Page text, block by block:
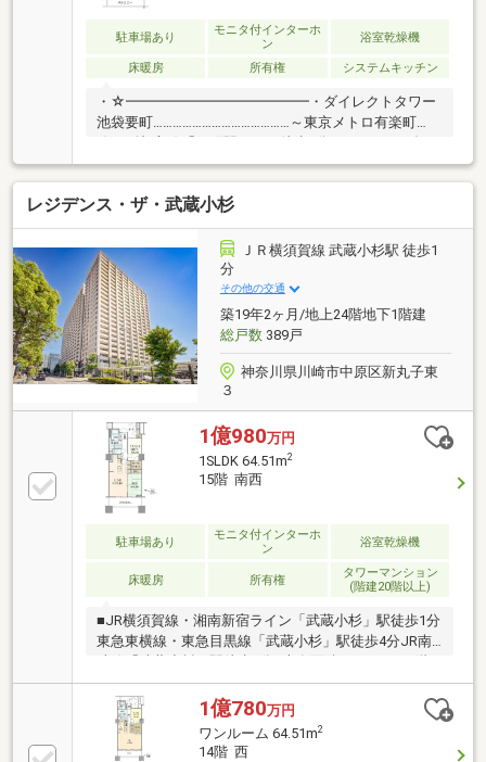
駐車場あり
モニタ付インターホ
ン
浴室乾燥機
床暖房 所有権 システムキッチン
・☆━━━━━━━━━━━━━・ダイレクトタワー
池袋要町……………………………………～東京メトロ有楽町
レクト’～＿POINT＿＿＿＿＿＿＿＿■2駅4路線利用可
能□24時間オンラインセキュリティシステ
ム ’S―GUARD（エスガード）’■リビングダイニング
に床暖房□生ゴミディスポーザー■最大約2，500mm～
約2，600mmの天井高 (リビング・ダイニング、洋
室)
レジデンス・ザ・武蔵小杉
ＪＲ横須賀線 武蔵小杉駅 徒歩1
分
その他の交通
築19年2ヶ月/地上24階地下1階建
総戸数389戸
神奈川県川崎市中原区新丸子東
３
1億980万円
1SLDK 64.51m2
15階 南西
駐車場あり
モニタ付インターホ
ン
浴室乾燥機
床暖房 所有権
タワーマンション
(階建20階以上)
■JR横須賀線・湘南新宿ライン「武蔵小杉」駅徒歩1分
東急東横線・東急目黒線「武蔵小杉」駅徒歩4分JR南
建て15階部分・南西向き住戸■居室としてもご使用い
ただける約6帖のサービスルーム■引き戸を開けてリビ
ングとの続き間としてもご使用いただけるくつろげる
1億780万円
ワンルーム 64.51m2
14階 西